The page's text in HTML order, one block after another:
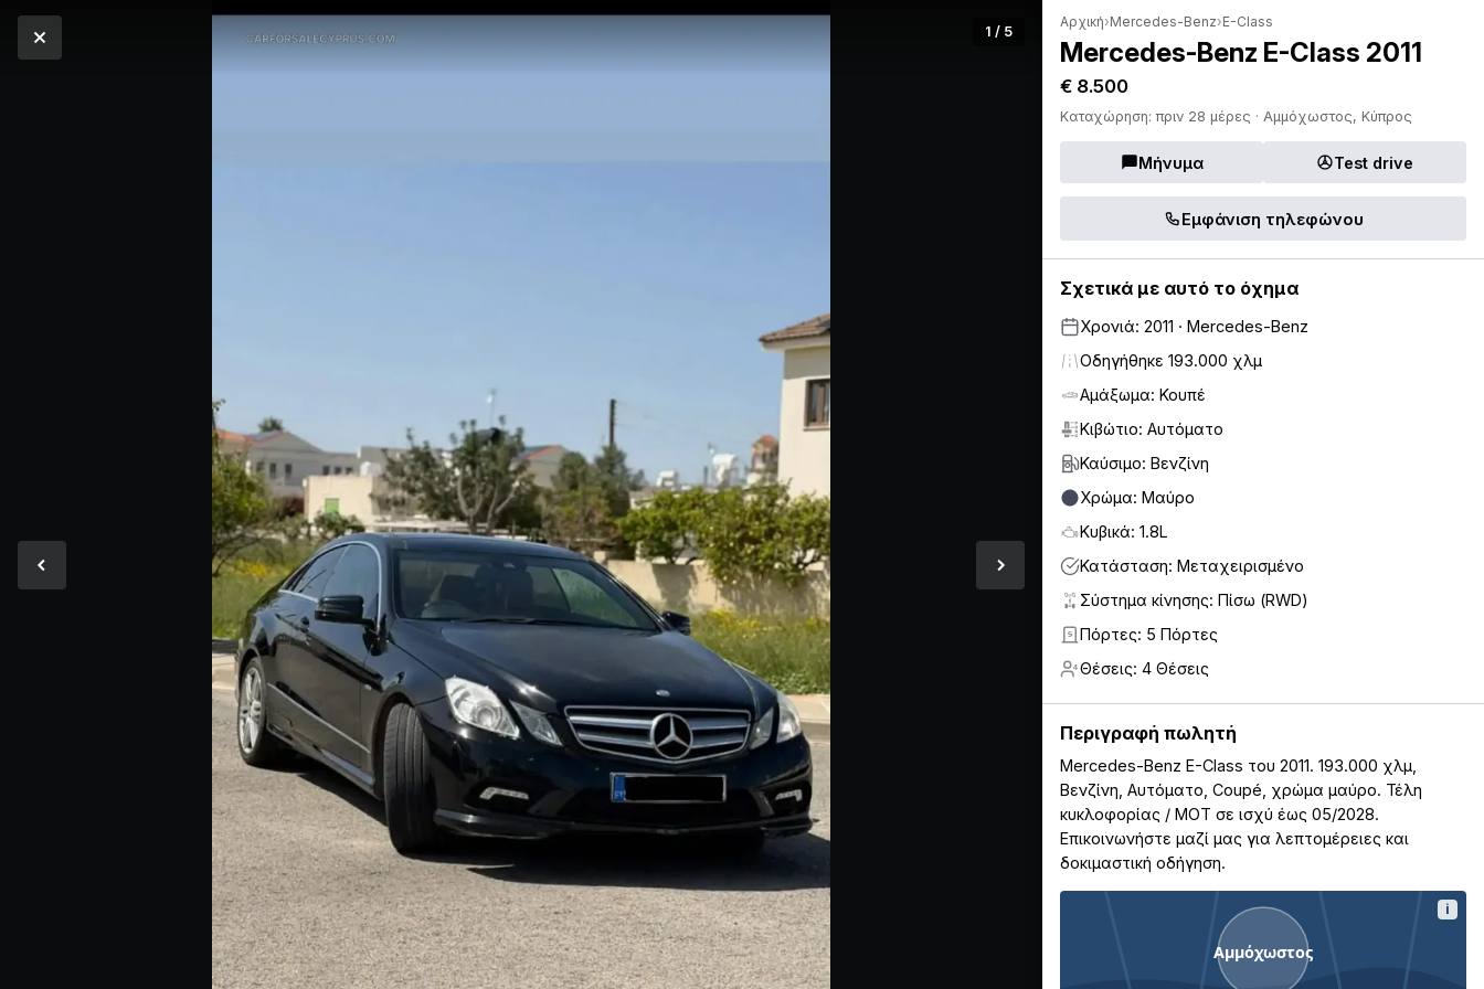
1 / 5
Αρχική›Mercedes-Benz›E-Class
Mercedes-Benz E-Class 2011
€ 8.500
Καταχώρηση: πριν 28 μέρες · Αμμόχωστος, Κύπρος
Μήνυμα Test drive
Εμφάνιση τηλεφώνου
Σχετικά με αυτό το όχημα
Χρονιά: 2011 · Mercedes-Benz
Οδηγήθηκε 193.000 χλμ
Αμάξωμα: Κουπέ
Κιβώτιο: Αυτόματο
Καύσιμο: Βενζίνη
Χρώμα: Μαύρο
Κυβικά: 1.8L
Κατάσταση: Μεταχειρισμένο
Σύστημα κίνησης: Πίσω (RWD)
5 Πόρτες: 5 Πόρτες
4 Θέσεις: 4 Θέσεις
Περιγραφή πωλητή
Mercedes-Benz E-Class του 2011. 193.000 χλμ,
Βενζίνη, Αυτόματο, Coupé, χρώμα μαύρο. Τέλη
κυκλοφορίας / ΜΟΤ σε ισχύ έως 05/2028.
Επικοινωνήστε μαζί μας για λεπτομέρειες και
δοκιμαστική οδήγηση.
Αμμόχωστος
i